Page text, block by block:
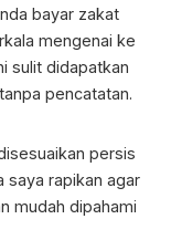
bayar zakat
mengenai ke
sulit didapatkan
pencatatan.
persis
saya rapikan agar
mudah dipahami